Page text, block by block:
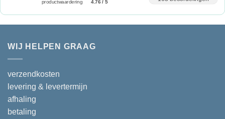
productwaardering 4.76 / 5
WIJ HELPEN GRAAG
verzendkosten
levering & levertermijn
afhaling
betaling